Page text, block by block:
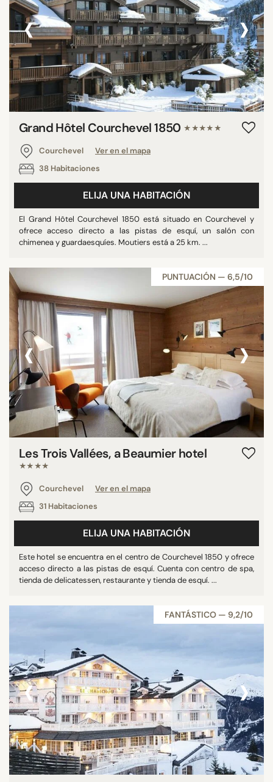
‹ ›
Grand Hôtel Courchevel 1850 ★★★★★
Courchevel
Ver en el mapa
38 Habitaciones
ELIJA UNA HABITACIÓN
El Grand Hôtel Courchevel 1850 está situado en Courchevel y
ofrece acceso directo a las pistas de esquí, un salón con
chimenea y guardaesquíes. Moutiers está a 25 km. ...
PUNTUACIÓN — 6,5/10
‹ ›
Les Trois Vallées, a Beaumier hotel
★★★★
Courchevel
Ver en el mapa
31 Habitaciones
ELIJA UNA HABITACIÓN
Este hotel se encuentra en el centro de Courchevel 1850 y ofrece
acceso directo a las pistas de esquí. Cuenta con centro de spa,
tienda de delicatessen, restaurante y tienda de esquí. ...
FANTÁSTICO — 9,2/10
‹ ›